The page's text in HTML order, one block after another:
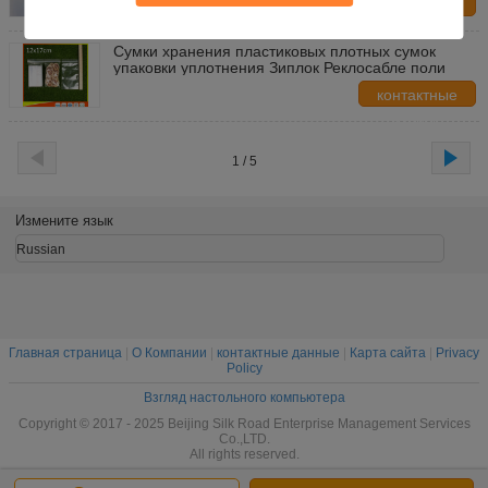
Сумки хранения пластиковых плотных сумок
упаковки уплотнения Зиплок Реклосабле поли
контактные
1 / 5
Измените язык
Russian
Главная страница О Компании контактные данные Карта сайта
Privacy
Policy
Взгляд настольного компьютера
Copyright © 2017 - 2025 Beijing Silk Road Enterprise Management Services
Co.,LTD.
All rights reserved.